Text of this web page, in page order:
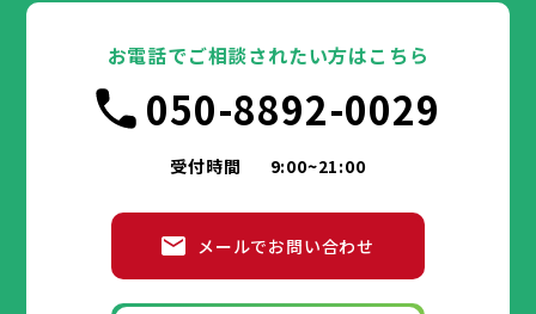
お電話でご相談されたい方はこちら
050-8892-0029
受付時間 9:00~21:00
メールでお問い合わせ